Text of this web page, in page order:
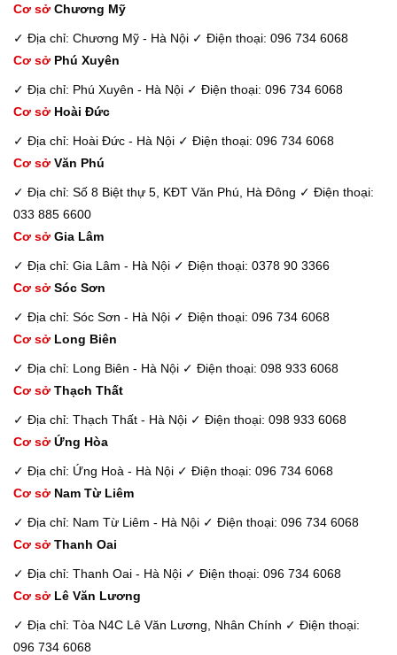
Cơ sở Chương Mỹ
✓ Địa chỉ: Chương Mỹ - Hà Nội ✓ Điện thoại: 096 734 6068
Cơ sở Phú Xuyên
✓ Địa chỉ: Phú Xuyên - Hà Nội ✓ Điện thoại: 096 734 6068
Cơ sở Hoài Đức
✓ Địa chỉ: Hoài Đức - Hà Nội ✓ Điện thoại: 096 734 6068
Cơ sở Văn Phú
✓ Địa chỉ: Số 8 Biệt thự 5, KĐT Văn Phú, Hà Đông ✓ Điện thoại:
033 885 6600
Cơ sở Gia Lâm
✓ Địa chỉ: Gia Lâm - Hà Nội ✓ Điện thoại: 0378 90 3366
Cơ sở Sóc Sơn
✓ Địa chỉ: Sóc Sơn - Hà Nội ✓ Điện thoại: 096 734 6068
Cơ sở Long Biên
✓ Địa chỉ: Long Biên - Hà Nội ✓ Điện thoại: 098 933 6068
Cơ sở Thạch Thất
✓ Địa chỉ: Thạch Thất - Hà Nội ✓ Điện thoại: 098 933 6068
Cơ sở Ứng Hòa
✓ Địa chỉ: Ứng Hoà - Hà Nội ✓ Điện thoại: 096 734 6068
Cơ sở Nam Từ Liêm
✓ Địa chỉ: Nam Từ Liêm - Hà Nội ✓ Điện thoại: 096 734 6068
Cơ sở Thanh Oai
✓ Địa chỉ: Thanh Oai - Hà Nội ✓ Điện thoại: 096 734 6068
Cơ sở Lê Văn Lương
✓ Địa chỉ: Tòa N4C Lê Văn Lương, Nhân Chính ✓ Điện thoại:
096 734 6068